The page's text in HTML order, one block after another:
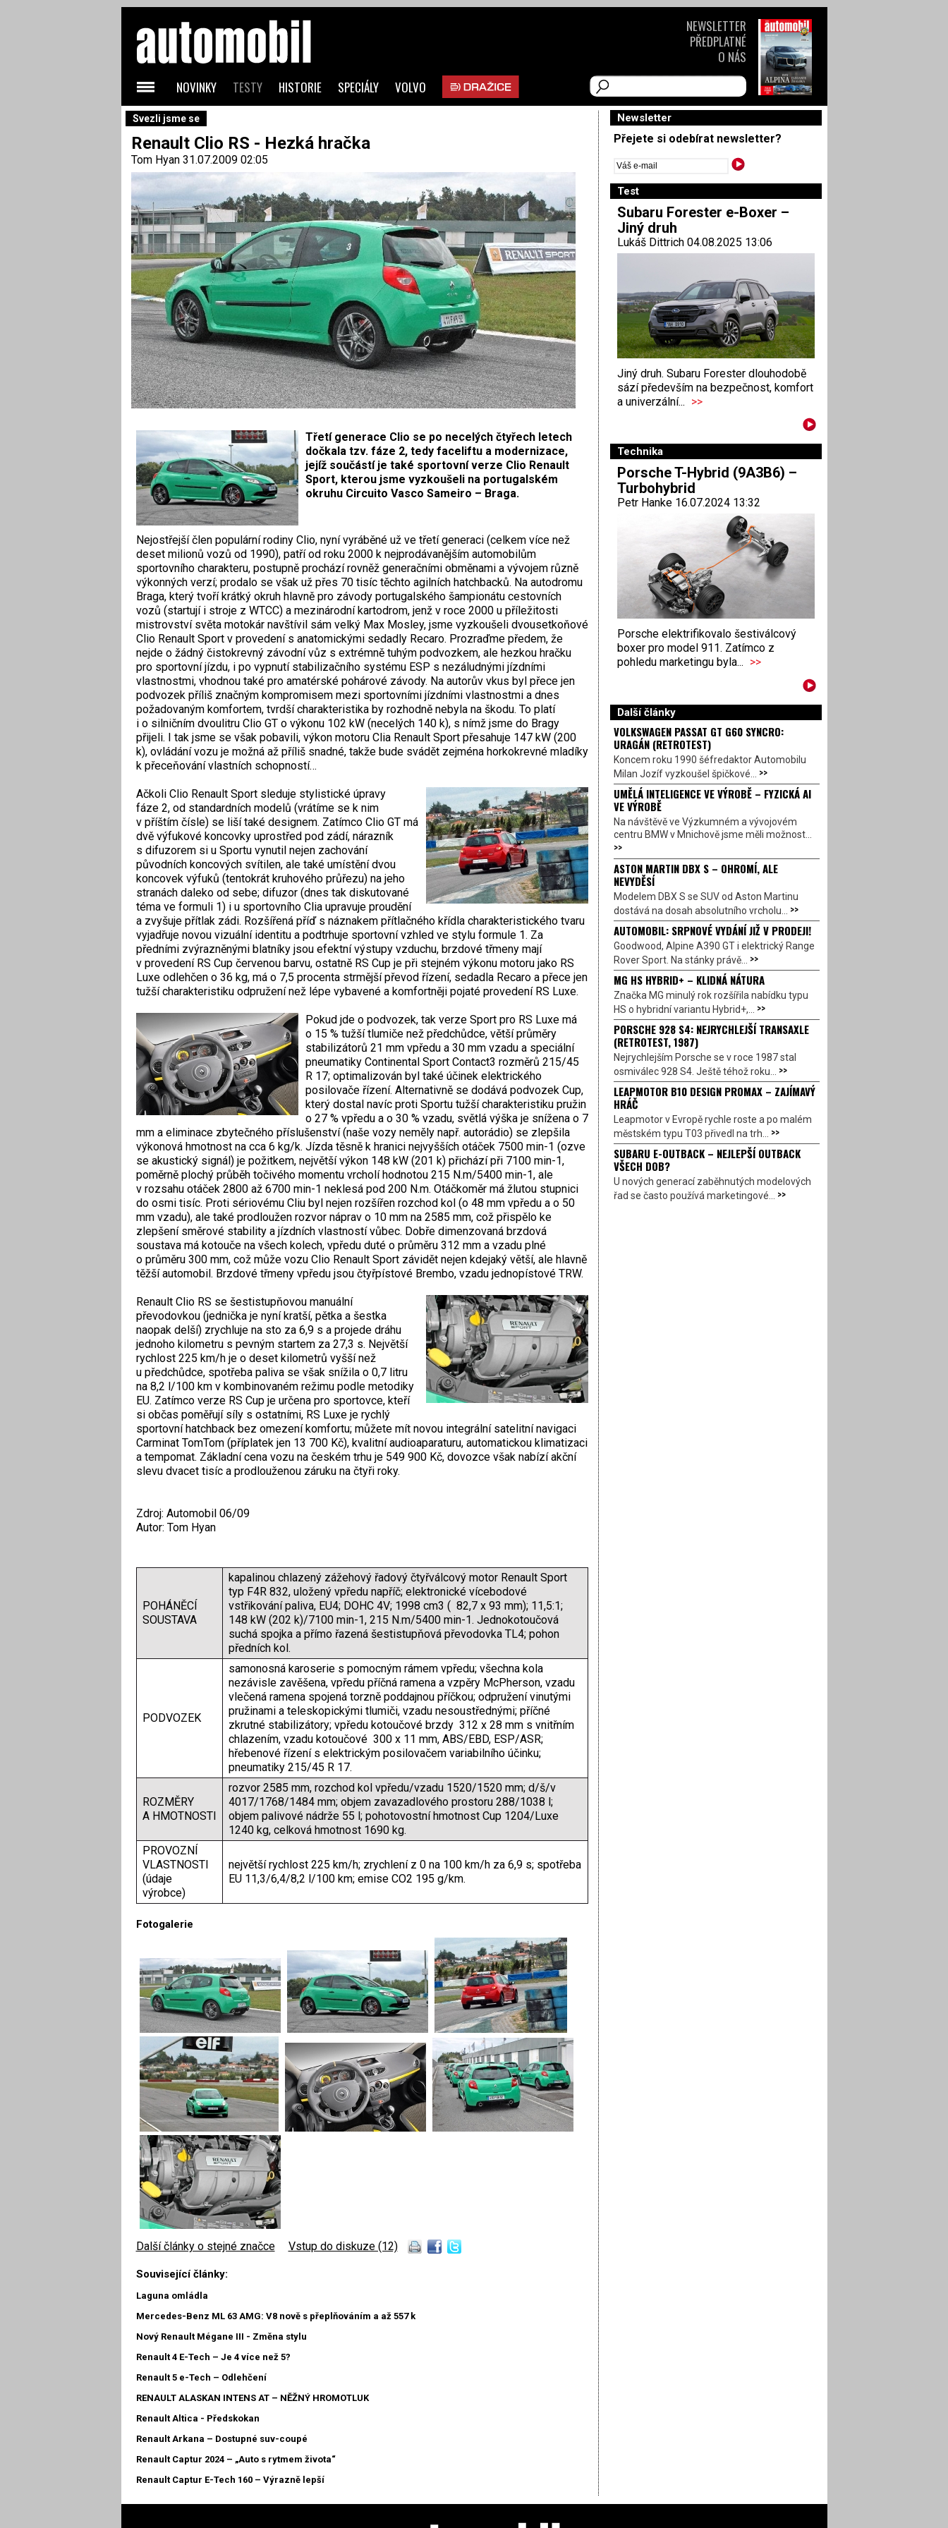
Svezli jsme se
Renault Clio RS - Hezká hračka
Tom Hyan31.07.2009 02:05
Třetí generace Clio se po necelých čtyřech letech
dočkala tzv. fáze 2, tedy faceliftu a modernizace,
jejíž součástí je také sportovní verze Clio Renault
Sport, kterou jsme vyzkoušeli na portugalském
okruhu Circuito Vasco Sameiro – Braga.
Nejostřejší člen populární rodiny Clio, nyní vyráběné už ve třetí generaci (celkem více než
deset milionů vozů od 1990), patří od roku 2000 k nejprodávanějším automobilům
sportovního charakteru, postupně prochází rovněž generačními obměnami a vývojem různě
výkonných verzí; prodalo se však už přes 70 tisíc těchto agilních hatchbacků. Na autodromu
Braga, který tvoří krátký okruh hlavně pro závody portugalského šampionátu cestovních
vozů (startují i stroje z WTCC) a mezinárodní kartodrom, jenž v roce 2000 u příležitosti
mistrovství světa motokár navštívil sám velký Max Mosley, jsme vyzkoušeli dvousetkoňové
Clio Renault Sport v provedení s anatomickými sedadly Recaro. Prozraďme předem, že
nejde o žádný čistokrevný závodní vůz s extrémně tuhým podvozkem, ale hezkou hračku
pro sportovní jízdu, i po vypnutí stabilizačního systému ESP s nezáludnými jízdními
vlastnostmi, vhodnou také pro amatérské pohárové závody. Na autorův vkus byl přece jen
podvozek příliš značným kompromisem mezi sportovními jízdními vlastnostmi a dnes
požadovaným komfortem, tvrdší charakteristika by rozhodně nebyla na škodu. To platí
i o silničním dvoulitru Clio GT o výkonu 102 kW (necelých 140 k), s nímž jsme do Bragy
přijeli. I tak jsme se však pobavili, výkon motoru Clia Renault Sport přesahuje 147 kW (200
k), ovládání vozu je možná až příliš snadné, takže bude svádět zejména horkokrevné mladíky
k přeceňování vlastních schopností…
Ačkoli Clio Renault Sport sleduje stylistické úpravy
fáze 2, od standardních modelů (vrátíme se k nim
v příštím čísle) se liší také designem. Zatímco Clio GT má
dvě výfukové koncovky uprostřed pod zádí, nárazník
s difuzorem si u Sportu vynutil nejen zachování
původních koncových svítilen, ale také umístění dvou
koncovek výfuků (tentokrát kruhového průřezu) na jeho
stranách daleko od sebe; difuzor (dnes tak diskutované
téma ve formuli 1) i u sportovního Clia upravuje proudění
a zvyšuje přítlak zádi. Rozšířená příď s náznakem přítlačného křídla charakteristického tvaru
vyjadřuje novou vizuální identitu a podtrhuje sportovní vzhled ve stylu formule 1. Za
předními zvýrazněnými blatníky jsou efektní výstupy vzduchu, brzdové třmeny mají
v provedení RS Cup červenou barvu, ostatně RS Cup je při stejném výkonu motoru jako RS
Luxe odlehčen o 36 kg, má o 7,5 procenta strmější převod řízení, sedadla Recaro a přece jen
tužší charakteristiku odpružení než lépe vybavené a komfortněji pojaté provedení RS Luxe.
Pokud jde o podvozek, tak verze Sport pro RS Luxe má
o 15 % tužší tlumiče než předchůdce, větší průměry
stabilizátorů 21 mm vpředu a 30 mm vzadu a speciální
pneumatiky Continental Sport Contact3 rozměrů 215/45
R 17; optimalizován byl také účinek elektrického
posilovače řízení. Alternativně se dodává podvozek Cup,
který dostal navíc proti Sportu tužší charakteristiku pružin
o 27 % vpředu a o 30 % vzadu, světlá výška je snížena o 7
mm a eliminace zbytečného příslušenství (naše vozy neměly např. autorádio) se zlepšila
výkonová hmotnost na cca 6 kg/k. Jízda těsně k hranici nejvyšších otáček 7500 min-1 (ozve
se akustický signál) je požitkem, největší výkon 148 kW (201 k) přichází při 7100 min-1,
poměrně plochý průběh točivého momentu vrcholí hodnotou 215 N.m/5400 min-1, ale
v rozsahu otáček 2800 až 6700 min-1 neklesá pod 200 N.m. Otáčkoměr má žlutou stupnici
do osmi tisíc. Proti sériovému Cliu byl nejen rozšířen rozchod kol (o 48 mm vpředu a o 50
mm vzadu), ale také prodloužen rozvor náprav o 10 mm na 2585 mm, což přispělo ke
zlepšení směrové stability a jízdních vlastností vůbec. Dobře dimenzovaná brzdová
soustava má kotouče na všech kolech, vpředu duté o průměru 312 mm a vzadu plné
o průměru 300 mm, což může vozu Clio Renault Sport závidět nejen kdejaký větší, ale hlavně
těžší automobil. Brzdové třmeny vpředu jsou čtyřpístové Brembo, vzadu jednopístové TRW.
Renault Clio RS se šestistupňovou manuální
převodovkou (jednička je nyní kratší, pětka a šestka
naopak delší) zrychluje na sto za 6,9 s a projede dráhu
jednoho kilometru s pevným startem za 27,3 s. Největší
rychlost 225 km/h je o deset kilometrů vyšší než
u předchůdce, spotřeba paliva se však snížila o 0,7 litru
na 8,2 l/100 km v kombinovaném režimu podle metodiky
EU. Zatímco verze RS Cup je určena pro sportovce, kteří
si občas poměřují síly s ostatními, RS Luxe je rychlý
sportovní hatchback bez omezení komfortu; můžete mít novou integrální satelitní navigaci
Carminat TomTom (příplatek jen 13 700 Kč), kvalitní audioaparaturu, automatickou klimatizaci
a tempomat. Základní cena vozu na českém trhu je 549 900 Kč, dovozce však nabízí akční
slevu dvacet tisíc a prodlouženou záruku na čtyři roky.
Zdroj: Automobil 06/09
Autor: Tom Hyan
POHÁNĚCÍ
SOUSTAVA
kapalinou chlazený zážehový řadový čtyřválcový motor Renault Sport
typ F4R 832, uložený vpředu napříč; elektronické vícebodové
vstřikování paliva, EU4; DOHC 4V; 1998 cm3 ( 82,7 x 93 mm); 11,5:1;
148 kW (202 k)/7100 min-1, 215 N.m/5400 min-1. Jednokotoučová
suchá spojka a přímo řazená šestistupňová převodovka TL4; pohon
předních kol.
PODVOZEK
samonosná karoserie s pomocným rámem vpředu; všechna kola
nezávisle zavěšena, vpředu příčná ramena a vzpěry McPherson, vzadu
vlečená ramena spojená torzně poddajnou příčkou; odpružení vinutými
pružinami a teleskopickými tlumiči, vzadu nesoustřednými; příčné
zkrutné stabilizátory; vpředu kotoučové brzdy 312 x 28 mm s vnitřním
chlazením, vzadu kotoučové 300 x 11 mm, ABS/EBD, ESP/ASR;
hřebenové řízení s elektrickým posilovačem variabilního účinku;
pneumatiky 215/45 R 17.
ROZMĚRY
A HMOTNOSTI
rozvor 2585 mm, rozchod kol vpředu/vzadu 1520/1520 mm; d/š/v
4017/1768/1484 mm; objem zavazadlového prostoru 288/1038 l;
objem palivové nádrže 55 l; pohotovostní hmotnost Cup 1204/Luxe
1240 kg, celková hmotnost 1690 kg.
PROVOZNÍ
VLASTNOSTI
(údaje
výrobce)
největší rychlost 225 km/h; zrychlení z 0 na 100 km/h za 6,9 s; spotřeba
EU 11,3/6,4/8,2 l/100 km; emise CO2 195 g/km.
Fotogalerie
Další články o stejné značce Vstup do diskuze (12)
Související články:
Laguna omládla
Mercedes-Benz ML 63 AMG: V8 nově s přeplňováním a až 557 k
Nový Renault Mégane III - Změna stylu
Renault 4 E-Tech – Je 4 více než 5?
Renault 5 e-Tech – Odlehčení
RENAULT ALASKAN INTENS AT – NĚŽNÝ HROMOTLUK
Renault Altica - Předskokan
Renault Arkana – Dostupné suv-coupé
Renault Captur 2024 – „Auto s rytmem života“
Renault Captur E-Tech 160 – Výrazně lepší
Newsletter
Přejete si odebírat newsletter?
Test
Subaru Forester e-Boxer –
Jiný druh
Lukáš Dittrich 04.08.2025 13:06
Jiný druh. Subaru Forester dlouhodobě
sází především na bezpečnost, komfort
a univerzální... >>
Technika
Porsche T-Hybrid (9A3B6) –
Turbohybrid
Petr Hanke 16.07.2024 13:32
Porsche elektrifikovalo šestiválcový
boxer pro model 911. Zatímco z
pohledu marketingu byla... >>
Další články
VOLKSWAGEN PASSAT GT G60 SYNCRO:
URAGÁN (RETROTEST)
Koncem roku 1990 šéfredaktor Automobilu
Milan Jozíf vyzkoušel špičkové... >>
UMĚLÁ INTELIGENCE VE VÝROBĚ – FYZICKÁ AI
VE VÝROBĚ
Na návštěvě ve Výzkumném a vývojovém
centru BMW v Mnichově jsme měli možnost...
>>
ASTON MARTIN DBX S – OHROMÍ, ALE
NEVYDĚSÍ
Modelem DBX S se SUV od Aston Martinu
dostává na dosah absolutního vrcholu... >>
AUTOMOBIL: SRPNOVÉ VYDÁNÍ JIŽ V PRODEJI!
Goodwood, Alpine A390 GT i elektrický Range
Rover Sport. Na stánky právě... >>
MG HS HYBRID+ – KLIDNÁ NÁTURA
Značka MG minulý rok rozšířila nabídku typu
HS o hybridní variantu Hybrid+,... >>
PORSCHE 928 S4: NEJRYCHLEJŠÍ TRANSAXLE
(RETROTEST, 1987)
Nejrychlejším Porsche se v roce 1987 stal
osmiválec 928 S4. Ještě téhož roku... >>
LEAPMOTOR B10 DESIGN PROMAX – ZAJÍMAVÝ
HRÁČ
Leapmotor v Evropě rychle roste a po malém
městském typu T03 přivedl na trh... >>
SUBARU E-OUTBACK – NEJLEPŠÍ OUTBACK
VŠECH DOB?
U nových generací zaběhnutých modelových
řad se často používá marketingové... >>
NOVINKY TESTY HISTORIE SPECIÁLY VOLVO
NEWSLETTER
PŘEDPLATNÉ
O NÁS